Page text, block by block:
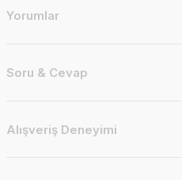
Yorumlar
Soru & Cevap
Alışveriş Deneyimi